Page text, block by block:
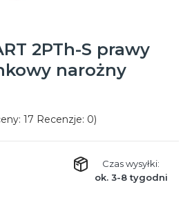
2PTh-S prawy
narożny
17 Recenzje: 0)
Czas wysyłki:
ok. 3-8 tygodni